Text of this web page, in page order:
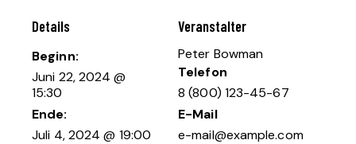
Details
Beginn:
Juni 22, 2024 @
15:30
Ende:
Juli 4, 2024 @ 19:00
Veranstalter
Peter Bowman
Telefon
8 (800) 123-45-67
E-Mail
e-mail@example.com